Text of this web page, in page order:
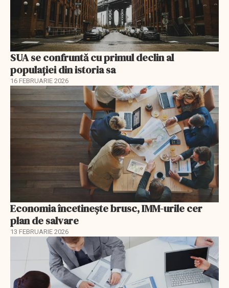
SUA se confruntă cu primul declin al
populației din istoria sa
16 FEBRUARIE 2026
Economia încetinește brusc, IMM-urile cer
plan de salvare
13 FEBRUARIE 2026